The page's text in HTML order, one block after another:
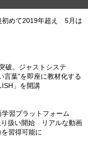
初めて2019年超え 5月は
破。ジャストシステ
言葉”を即座に教材化する
」を開講
習プラットフォーム
り扱い開始 リアルな動画
習得可能に